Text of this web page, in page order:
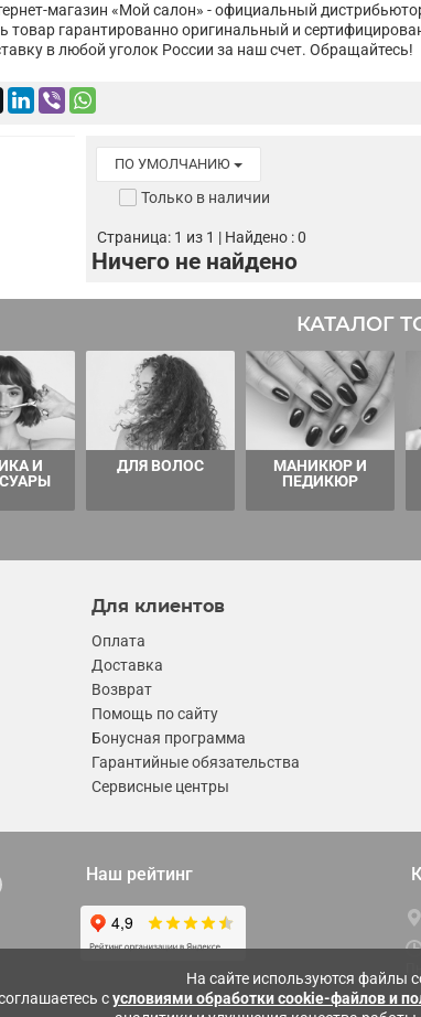
На сайте используются файлы
сусловиями обработки cookie-файлов и
магазин «Мой салон» - официальный
товар гарантированно оригинальный и
в любой уголок России за наш счет. Обращайтесь!
ПО УМОЛЧАНИЮ
Только в наличии
Страница: 1 из 1 | Найдено : 0
Ничего не найдено
КАТАЛОГ
И
ДЛЯ ВОЛОС
МАНИКЮР И
ПЕДИКЮР
Для клиентов
Оплата
Доставка
Возврат
Помощь по сайту
Бонусная программа
Гарантийные обязательства
Сервисные центры
Наш рейтинг